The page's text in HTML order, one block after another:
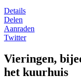
Details
Delen
Aanraden
Twitter
Vieringen,
het kuurhuis